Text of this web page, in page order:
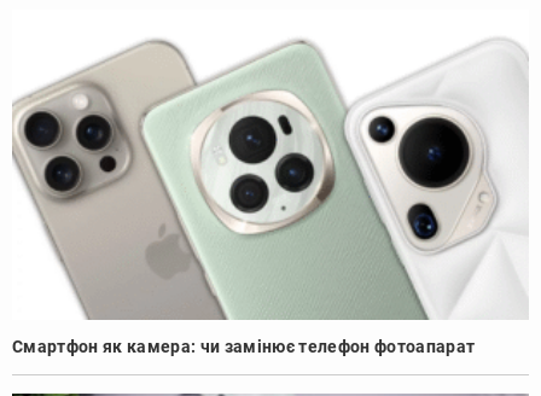
Смартфон як камера: чи замінює телефон фотоапарат